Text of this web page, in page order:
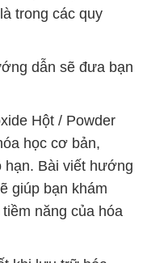
trong các quy
dẫn sẽ đưa bạn
Hột / Powder
học cơ bản,
hạn. Bài viết hướng
giúp bạn khám
năng của hóa